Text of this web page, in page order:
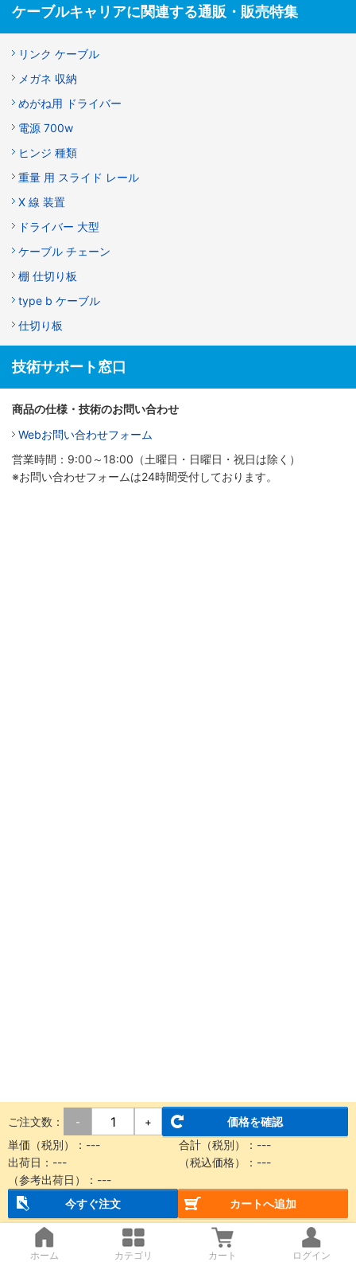
ケーブルキャリアに関連する通販・販売特集
リンク ケーブル
メガネ 収納
めがね用 ドライバー
電源 700w
ヒンジ 種類
重量 用 スライド レール
X 線 装置
ドライバー 大型
ケーブル チェーン
棚 仕切り板
type b ケーブル
仕切り板
技術サポート窓口
商品の仕様・技術のお問い合わせ
Webお問い合わせフォーム
営業時間：9:00～18:00（土曜日・日曜日・祝日は除く）
※お問い合わせフォームは24時間受付しております。
ご注文数： - +
価格を確認
単価（税別）： --- 合計（税別）： ---
出荷日： --- （税込価格）： ---
（参考出荷日）： ---
今すぐ注文
カートへ追加
ホーム カテゴリ カート ログイン